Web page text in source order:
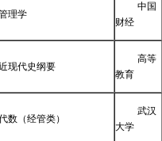
理学
中国
财经
现代史纲要
高等
教育
数（经管类）
武汉
大学